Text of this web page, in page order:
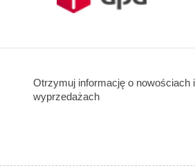
Otrzymuj informację o nowościach i
wyprzedażach